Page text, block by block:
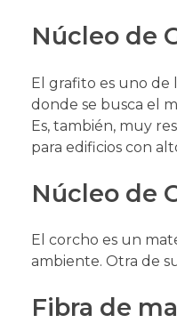
Núcleo de
El grafito es uno de
donde se busca el
Es, también, muy
para edificios con
Núcleo de
El corcho es un
ambiente. Otra de
Fibra de